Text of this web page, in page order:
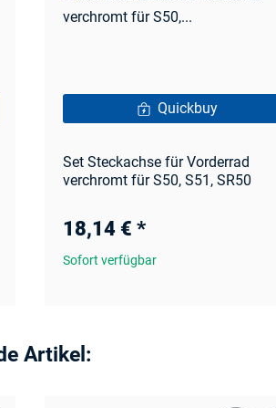
Quickbuy
Set Steckachse für Vorderrad
verchromt für S50, S51, SR50
18,14 € *
Sofort verfügbar
Artikel: